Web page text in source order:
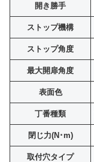
開き勝手
ストップ機構
ストップ角度
最大開扉角度
表面色
丁番種類
閉じ力(N･m)
取付穴タイプ